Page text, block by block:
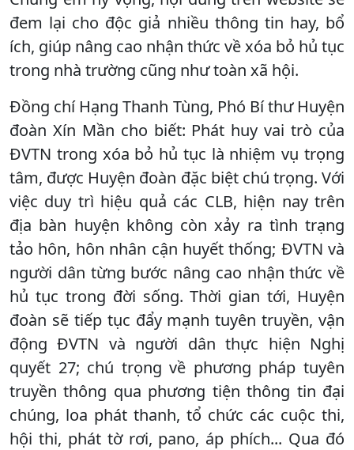
đem lại cho độc giả nhiều thông tin hay, bổ
ích, giúp nâng cao nhận thức về xóa bỏ hủ tục
trong nhà trường cũng như toàn xã hội.
Đồng chí Hạng Thanh Tùng, Phó Bí thư Huyện
đoàn Xín Mần cho biết: Phát huy vai trò của
ĐVTN trong xóa bỏ hủ tục là nhiệm vụ trọng
tâm, được Huyện đoàn đặc biệt chú trọng. Với
việc duy trì hiệu quả các CLB, hiện nay trên
địa bàn huyện không còn xảy ra tình trạng
tảo hôn, hôn nhân cận huyết thống; ĐVTN và
người dân từng bước nâng cao nhận thức về
hủ tục trong đời sống. Thời gian tới, Huyện
đoàn sẽ tiếp tục đẩy mạnh tuyên truyền, vận
động ĐVTN và người dân thực hiện Nghị
quyết 27; chú trọng về phương pháp tuyên
truyền thông qua phương tiện thông tin đại
chúng, loa phát thanh, tổ chức các cuộc thi,
hội thi, phát tờ rơi, pano, áp phích... Qua đó